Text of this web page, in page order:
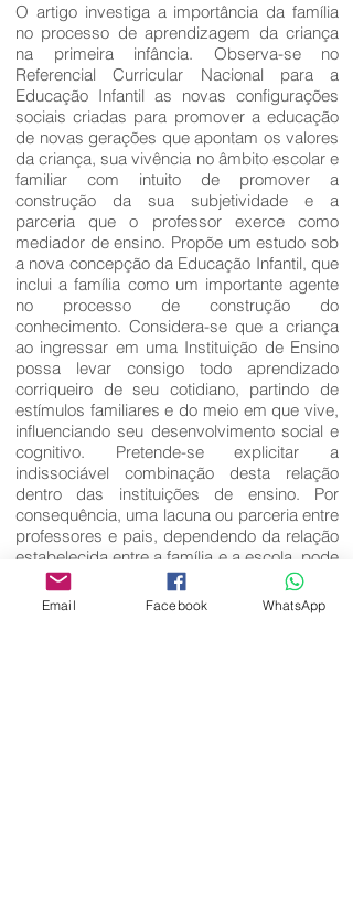
O artigo investiga a importância da família
no processo de aprendizagem da criança
na primeira infância. Observa-se no
Referencial Curricular Nacional para a
Educação Infantil as novas configurações
sociais criadas para promover a educação
de novas gerações que apontam os valores
da criança, sua vivência no âmbito escolar e
familiar com intuito de promover a
construção da sua subjetividade e a
parceria que o professor exerce como
mediador de ensino. Propõe um estudo sob
a nova concepção da Educação Infantil, que
inclui a família como um importante agente
no processo de construção do
conhecimento. Considera-se que a criança
ao ingressar em uma Instituição de Ensino
possa levar consigo todo aprendizado
corriqueiro de seu cotidiano, partindo de
estímulos familiares e do meio em que vive,
influenciando seu desenvolvimento social e
cognitivo. Pretende-se explicitar a
indissociável combinação desta relação
dentro das instituições de ensino. Por
consequência, uma lacuna ou parceria entre
professores e pais, dependendo da relação
estabelecida entre a família e a escola, pode
se formar na contribuição do
desenvolvimento integral da criança.
Email Facebook WhatsApp